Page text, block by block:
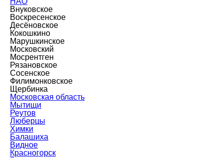
Внуковское
Воскресенское
Десёновское
Кокошкино
Марушкинское
Московский
Мосрентген
Рязановское
Сосенское
Филимонковское
Щербинка
Московская область
Мытищи
Реутов
Люберцы
Химки
Балашиха
Видное
Красногорск